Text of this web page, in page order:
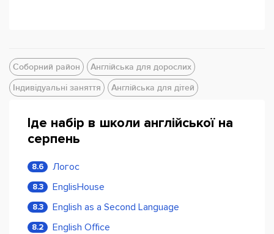
Соборний район
Англійська для дорослих
Індивідуальні заняття
Англійська для дітей
Іде набір в школи англійської на
серпень
8.6 Логос
8.3 EnglisHouse
8.3 English as a Second Language
8.2 English Office